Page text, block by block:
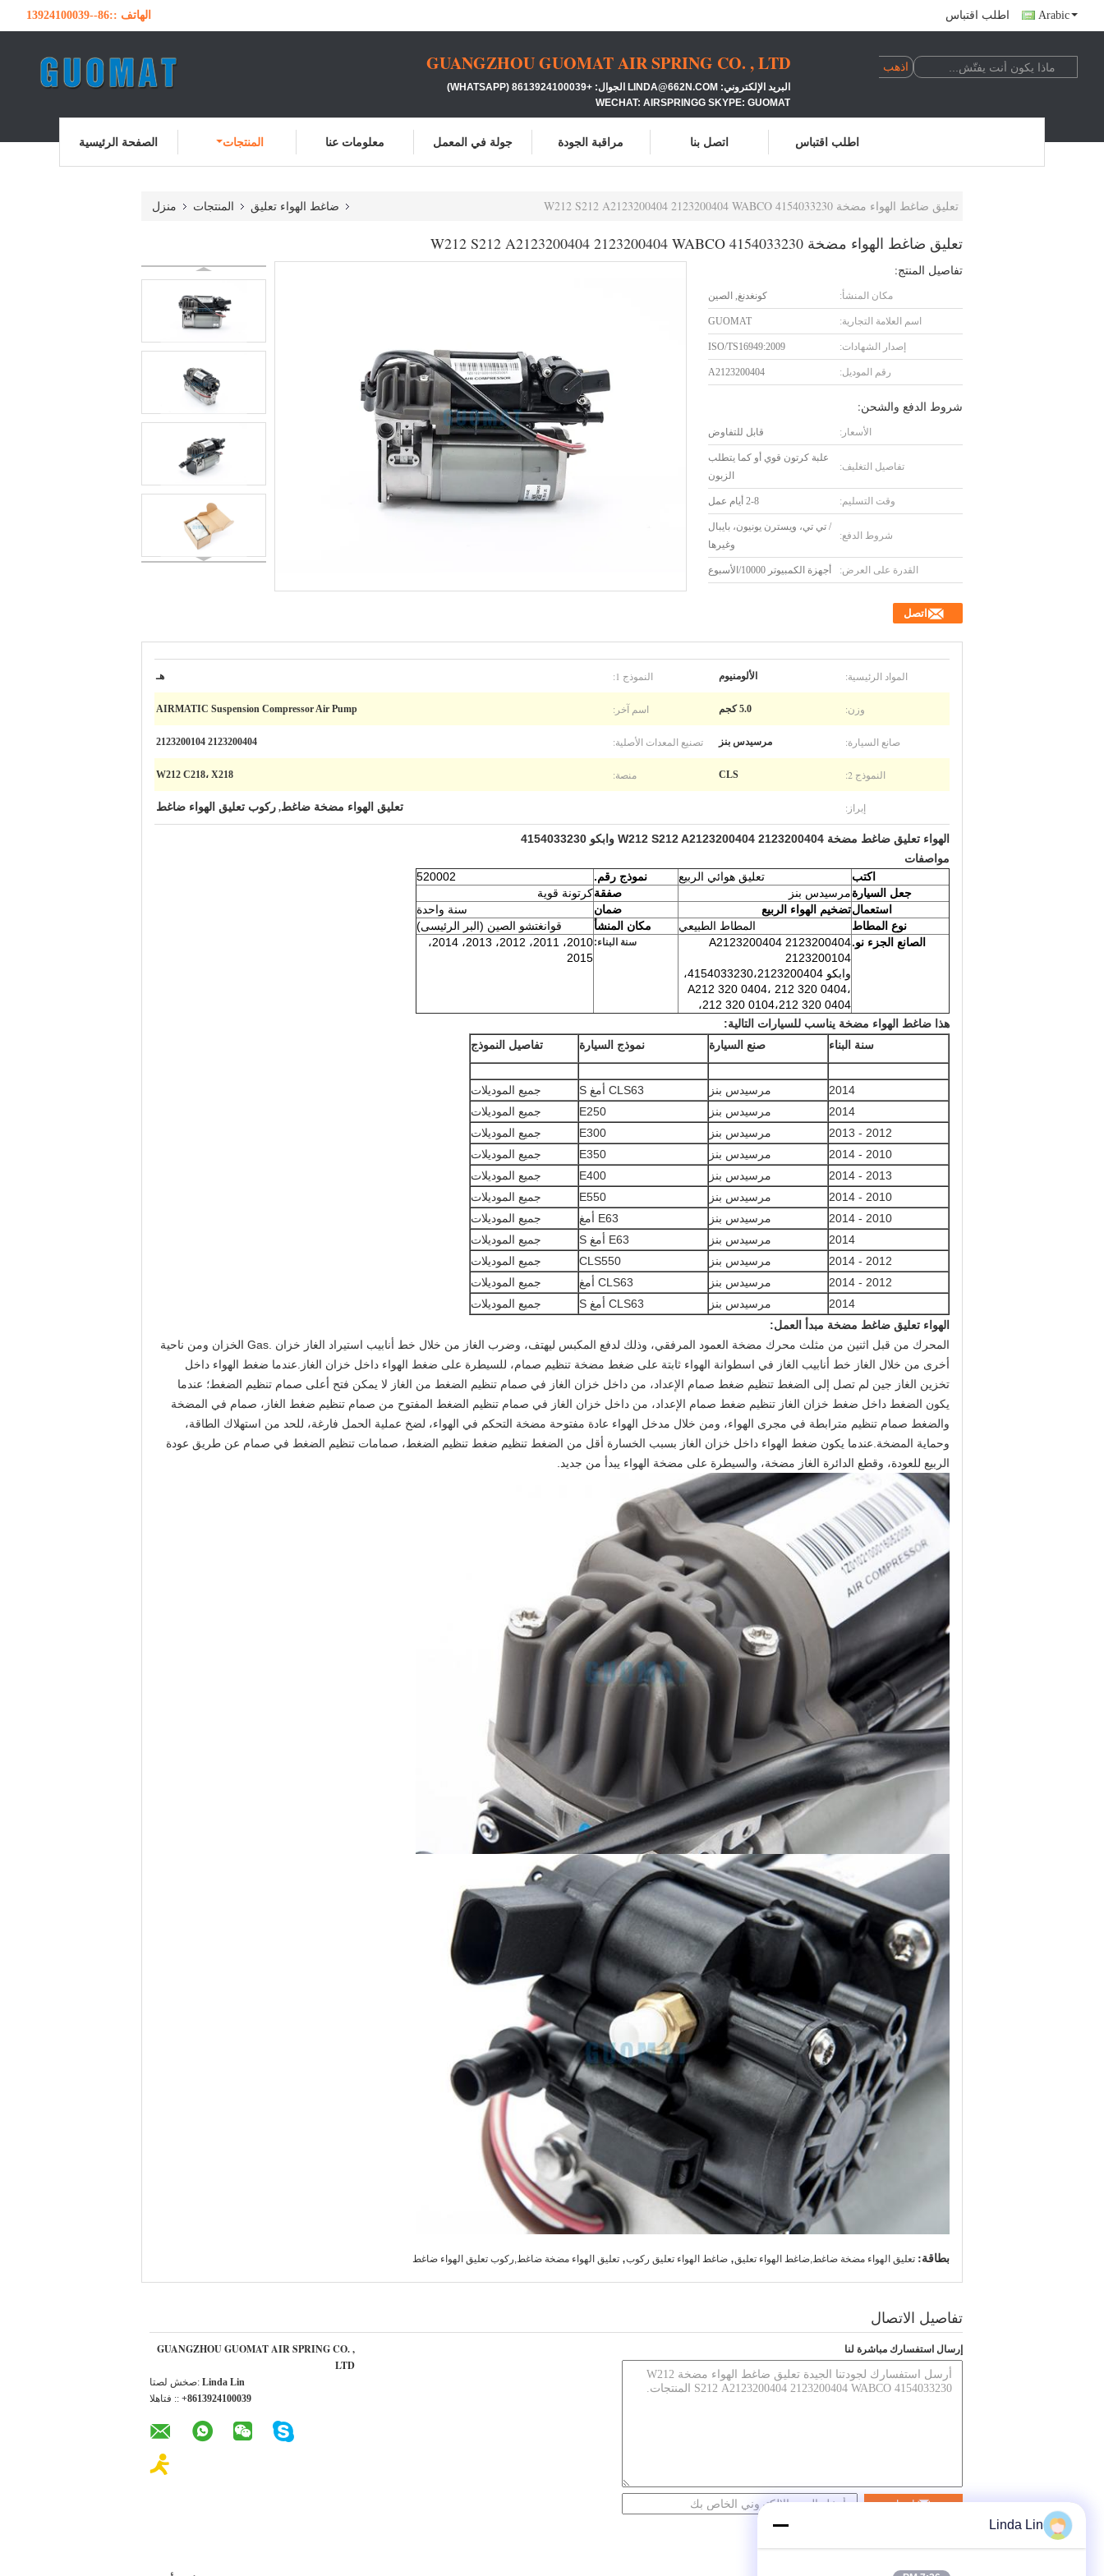
الهاتف ::86--13924100039 اطلب اقتباس Arabic
GUANGZHOU GUOMAT AIR SPRING CO. , LTD
البريد الإلكتروني: LINDA@662N.COM الجوال: +8613924100039 (WHATSAPP)
WECHAT: AIRSPRINGG SKYPE: GUOMAT
الصفحة الرئيسية المنتجات معلومات عنا جولة في المعمل مراقبة الجودة اتصل بنا اطلب اقتباس
منزل المنتجات ضاغط الهواء تعليق تعليق ضاغط الهواء مضخة W212 S212 A2123200404 2123200404 WABCO 4154033230
تعليق ضاغط الهواء مضخة W212 S212 A2123200404 2123200404 WABCO 4154033230
تفاصيل المنتج:
مكان المنشأ: كونغدنغ, الصين
اسم العلامة التجارية: GUOMAT
إصدار الشهادات: ISO/TS16949:2009
رقم الموديل: A2123200404
شروط الدفع والشحن:
الأسعار: قابل للتفاوض
تفاصيل التغليف:
علبة كرتون قوي أو كما يتطلب
الزبون
وقت التسليم: 2-8 أيام عمل
شروط الدفع:
/ تي تي، ويسترن يونيون، بايبال
وغيرها
القدرة على العرض: أجهزة الكمبيوتر 10000/الأسبوع
اتصل
المواد الرئيسية: الألومنيوم النموذج 1: هـ
وزن: 5.0 كجم اسم آخر: AIRMATIC Suspension Compressor Air Pump
صانع السيارة: مرسيدس بنز تصنيع المعدات الأصلية: 2123200404 2123200104
النموذج 2: CLS منصة: W212 C218، X218
إبراز: تعليق الهواء مضخة ضاغط, ركوب تعليق الهواء ضاغط
الهواء تعليق ضاغط مضخة W212 S212 A2123200404 2123200404 وابكو 4154033230
مواصفات
اكتب
تعليق هوائي الربيع نموذج رقم.
520002
جعل السيارةمرسيدس بنز صفقةكرتونة قوية
استعمالتضخيم الهواء الربيع ضمان
سنة واحدة
نوع المطاط
المطاط الطبيعي مكان المنشأ
قوانغتشو الصين (البر الرئيسى)
الصانع الجزء نو.A2123200404 2123200404
2123200104
وابكو 4154033230،2123200404،
A212 320 0404، 212 320 0404،
212 320 0104،212 320 0404،
سنة البناء:
2010، 2011، 2012، 2013، 2014،
2015
هذا ضاغط الهواء مضخة يناسب للسيارات التالية:
سنة البناء
صنع السيارة نموذج السيارة تفاصيل النموذج
2014 مرسيدس بنز CLS63 أمغ S
جميع الموديلات
2014
مرسيدس بنز E250
جميع الموديلات
2012 - 2013
مرسيدس بنز E300
جميع الموديلات
2010 - 2014
مرسيدس بنز E350
جميع الموديلات
2013 - 2014
مرسيدس بنز E400
جميع الموديلات
2010 - 2014
مرسيدس بنز E550
جميع الموديلات
2010 - 2014
مرسيدس بنز E63 أمغ
جميع الموديلات
2014
مرسيدس بنز E63 أمغ S
جميع الموديلات
2012 - 2014
مرسيدس بنز CLS550
جميع الموديلات
2012 - 2014
مرسيدس بنز CLS63 أمغ
جميع الموديلات
2014
مرسيدس بنز CLS63 أمغ S
جميع الموديلات
الهواء تعليق ضاغط مضخة مبدأ العمل:
المحرك من قبل اثنين من مثلث محرك مضخة العمود المرفقي، وذلك لدفع المكبس ليهتف، وضرب الغاز من خلال خط أنابيب استيراد الغاز خزان .Gas الخزان ومن ناحية
أخرى من خلال الغاز خط أنابيب الغاز في اسطوانة الهواء ثابتة على ضغط مضخة تنظيم صمام، للسيطرة على ضغط الهواء داخل خزان الغاز.عندما ضغط الهواء داخل
تخزين الغاز جين لم تصل إلى الضغط تنظيم ضغط صمام الإعداد، من داخل خزان الغاز في صمام تنظيم الضغط من الغاز لا يمكن فتح أعلى صمام تنظيم الضغط؛ عندما
يكون الضغط داخل ضغط خزان الغاز تنظيم ضغط صمام الإعداد، من داخل خزان الغاز في صمام تنظيم الضغط المفتوح من صمام تنظيم ضغط الغاز، صمام في المضخة
والضغط صمام تنظيم مترابطة في مجرى الهواء، ومن خلال مدخل الهواء عادة مفتوحة مضخة التحكم في الهواء، لضخ عملية الحمل فارغة، للحد من استهلاك الطاقة،
وحماية المضخة.عندما يكون ضغط الهواء داخل خزان الغاز بسبب الخسارة أقل من الضغط تنظيم ضغط تنظيم الضغط، صمامات تنظيم الضغط في صمام عن طريق عودة
الربيع للعودة، وقطع الدائرة الغاز مضخة، والسيطرة على مضخة الهواء يبدأ من جديد.
بطاقة: تعليق الهواء مضخة ضاغط,ضاغط الهواء تعليق, ضاغط الهواء تعليق ركوب, تعليق الهواء مضخة ضاغط,ركوب تعليق الهواء ضاغط
تفاصيل الاتصال
GUANGZHOU GUOMAT AIR SPRING CO. ,
LTD
اتصل شخص: Linda Lin
الهاتف :: +8613924100039
إرسال استفسارك مباشرة لنا
اتصل
Linda Lin